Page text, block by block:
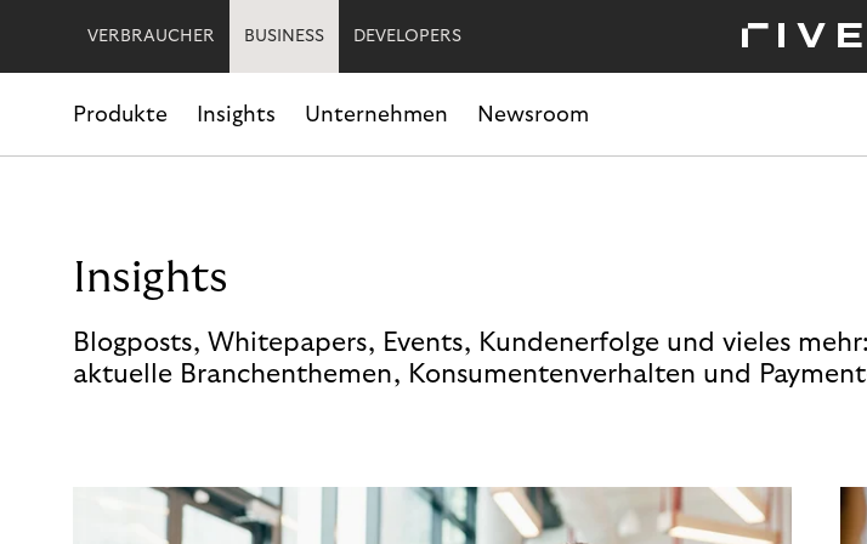
VERBRAUCHER BUSINESS DEVELOPERS
Produkte Insights Unternehmen Newsroom
Insights
Blogposts, Whitepapers, Events, Kundenerfolge und vieles
aktuelle Branchenthemen, Konsumentenverhalten und